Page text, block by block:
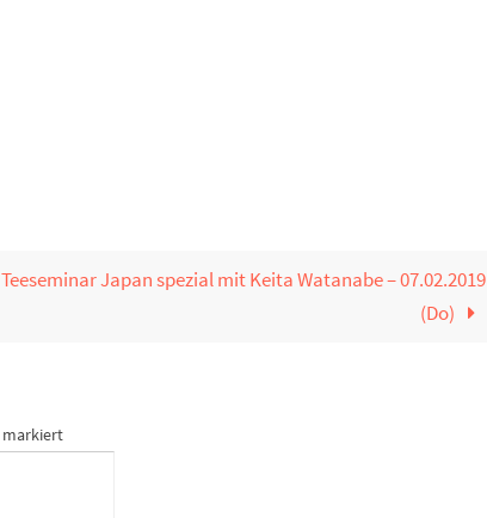
Teeseminar Japan spezial mit Keita Watanabe – 07.02.2019
(Do)
markiert